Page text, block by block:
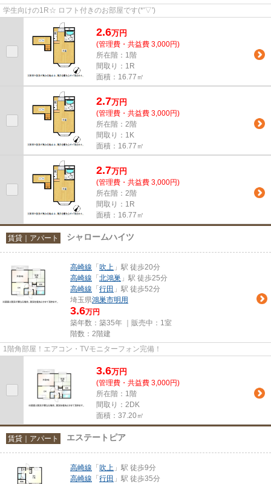
学生向けの1R☆ ロフト付きのお部屋です(*'▽')
2.6万円
(管理費・共益費 3,000円)
所在階：1階
間取り：1R
面積：16.77㎡
2.7万円
(管理費・共益費 3,000円)
所在階：2階
間取り：1K
面積：16.77㎡
2.7万円
(管理費・共益費 3,000円)
所在階：2階
間取り：1R
面積：16.77㎡
賃貸｜アパート シャロームハイツ
高崎線 「 吹上 」駅 徒歩20分
高崎線 「 北鴻巣 」駅 徒歩25分
高崎線 「 行田 」駅 徒歩52分
埼玉県鴻巣市明用
3.6万円
築年数：築35年 ｜販売中： 1室
階数：2階建
1階角部屋！エアコン・TVモニターフォン完備！
3.6万円
(管理費・共益費 3,000円)
所在階：1階
間取り：2DK
面積：37.20㎡
賃貸｜アパート エステートピア
高崎線 「 吹上 」駅 徒歩9分
高崎線 「 行田 」駅 徒歩35分